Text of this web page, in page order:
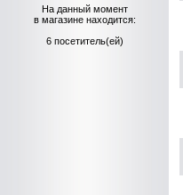
На данный момент
в магазине находится:
6 посетитель(ей)